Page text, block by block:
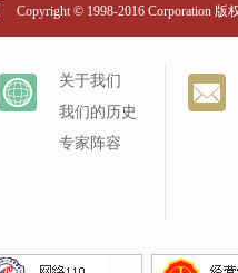
Copyright © 1998-2016 Corporation 版
关于我们
我们的历史
专家阵容